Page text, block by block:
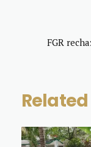
FGR
Related